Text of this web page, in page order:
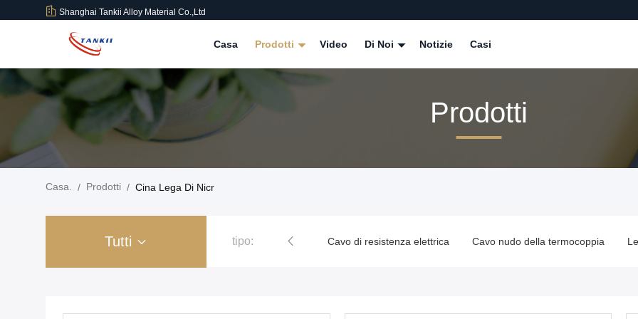
Shanghai Tankii Alloy Material Co.,Ltd
Casa Prodotti Video Di Noi Notizie Casi
Prodotti
Casa. / Prodotti / Cina Lega Di Nicr
Tutti tipo:
Rame nichel Alloy Wire Cavo di resistenza elettrica Cavo nudo della termocoppia